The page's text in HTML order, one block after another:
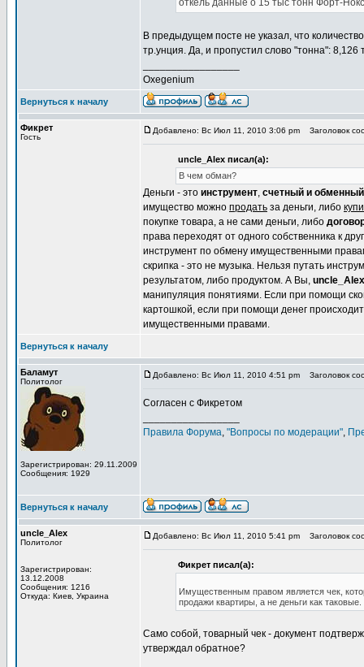
откель данные о 15 тыс тонн Форт-
В предыдущем посте не указал, что
тр.унция. Да, и пропустил слово "тонна": 8,126
Oxegenium
Вернуться к началу
Фикрет
Гость
Добавлено: Вс Июл 11, 2010 3:06 pm Заголовок
uncle_Alex писал(а):
В чем обман?
Деньги - это инструмент, счетный и
имущество можно продать за деньги, либо
покупке товара, а не сами деньги, либо
права переходят от одного собственника к
инструмент по обмену имущественными
скрипка - это не музыка. Нельзя путать
результатом, либо продуктом. А Вы, uncle_Alex
манипуляция понятиями. Если при помощи
картошкой, если при помощи денег
имущественными правами.
Вернуться к началу
Баламут
Политолог
Зарегистрирован: 29.11.2009
Сообщения: 1929
Добавлено: Вс Июл 11, 2010 4:51 pm Заголовок
Согласен с Фикретом
Правила Форума, "Вопросы по модерации",
Вернуться к началу
uncle_Alex
Политолог
Зарегистрирован:
13.12.2008
Сообщения: 1216
Откуда: Киев, Украина
Добавлено: Вс Июл 11, 2010 5:41 pm Заголовок
Фикрет писал(а):
Имущественным правом является чек,
продажи квартиры, а не деньги как таковые.
Само собой, товарный чек - документ
утверждал обратное?